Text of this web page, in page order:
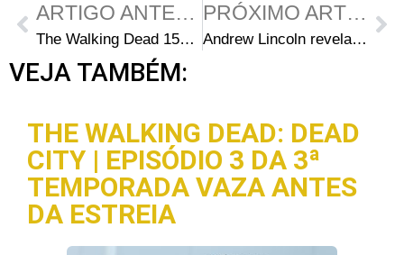
ARTIGO ANTERIOR
The Walking Dead 157: Prévia da edição
PRÓXIMO ARTIGO
Andrew Lincoln revela como estará Rick no começo da 7ª temporada
VEJA TAMBÉM:
THE WALKING DEAD: DEAD
CITY | EPISÓDIO 3 DA 3ª
TEMPORADA VAZA ANTES
DA ESTREIA